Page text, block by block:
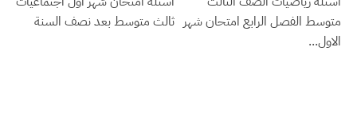
متوسط الفصل الرابع امتحان شهر
الاول...
ثالث متوسط بعد نصف السنة